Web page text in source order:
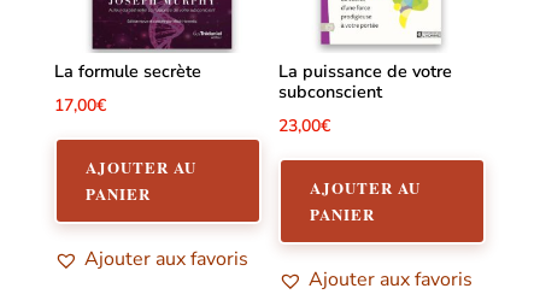
La formule secrète
17,00€
AJOUTER AU
PANIER
Ajouter aux favoris
La puissance de votre
subconscient
23,00€
AJOUTER AU
PANIER
Ajouter aux favoris